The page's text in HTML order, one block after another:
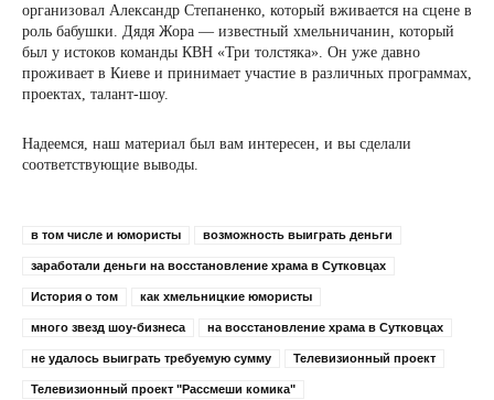
организовал Александр Степаненко, который вживается на сцене в
роль бабушки. Дядя Жора — известный хмельничанин, который
был у истоков команды КВН «Три толстяка». Он уже давно
проживает в Киеве и принимает участие в различных программах,
проектах, талант-шоу.
Надеемся, наш материал был вам интересен, и вы сделали
соответствующие выводы.
в том числе и юмористы возможность выиграть деньги
заработали деньги на восстановление храма в Сутковцах
История о том как хмельницкие юмористы
много звезд шоу-бизнеса на восстановление храма в Сутковцах
не удалось выиграть требуемую сумму Телевизионный проект
Телевизионный проект "Рассмеши комика"